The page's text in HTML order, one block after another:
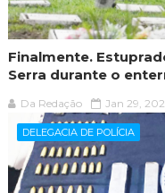
Finalmente.
Serra durante o
Da Redação Jan 29,
DELEGACIA DE POLÍCIA